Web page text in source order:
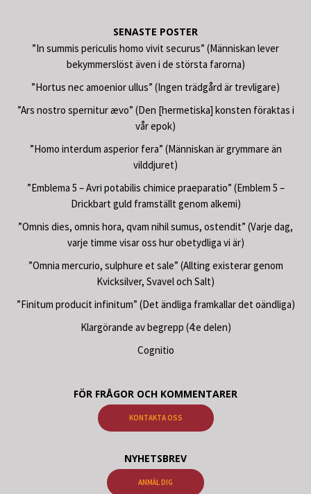
SENASTE POSTER
”In summis periculis homo vivit securus” (Människan lever
bekymmerslöst även i de största farorna)
”Hortus nec amoenior ullus” (Ingen trädgård är trevligare)
”Ars nostro spernitur ævo” (Den [hermetiska] konsten föraktas i
vår epok)
”Homo interdum asperior fera” (Människan är grymmare än
vilddjuret)
”Emblema 5 – Avri potabilis chimice praeparatio” (Emblem 5 –
Drickbart guld framställt genom alkemi)
”Omnis dies, omnis hora, qvam nihil sumus, ostendit” (Varje dag,
varje timme visar oss hur obetydliga vi är)
”Omnia mercurio, sulphure et sale” (Allting existerar genom
Kvicksilver, Svavel och Salt)
”Finitum producit infinitum” (Det ändliga framkallar det oändliga)
Klargörande av begrepp (4:e delen)
Cognitio
FÖR FRÅGOR OCH KOMMENTARER
KONTAKTA OSS
NYHETSBREV
ANMÄL DIG